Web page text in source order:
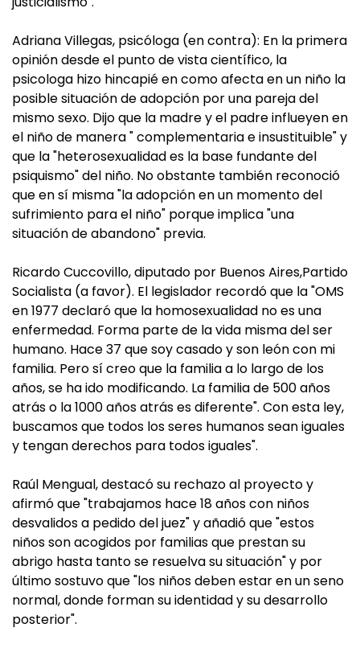
Adriana Villegas, psicóloga (en contra): En la primera
opinión desde el punto de vista científico, la
psicologa hizo hincapié en como afecta en un niño la
posible situación de adopción por una pareja del
mismo sexo. Dijo que la madre y el padre influeyen en
el niño de manera " complementaria e insustituible" y
que la "heterosexualidad es la base fundante del
psiquismo" del niño. No obstante también reconoció
que en sí misma "la adopción en un momento del
sufrimiento para el niño" porque implica "una
situación de abandono" previa.
Ricardo Cuccovillo, diputado por Buenos Aires,Partido
Socialista (a favor). El legislador recordó que la "OMS
en 1977 declaró que la homosexualidad no es una
enfermedad. Forma parte de la vida misma del ser
humano. Hace 37 que soy casado y son león con mi
familia. Pero sí creo que la familia a lo largo de los
años, se ha ido modificando. La familia de 500 años
atrás o la 1000 años atrás es diferente". Con esta ley,
buscamos que todos los seres humanos sean iguales
y tengan derechos para todos iguales".
Raúl Mengual, destacó su rechazo al proyecto y
afirmó que "trabajamos hace 18 años con niños
desvalidos a pedido del juez" y añadió que "estos
niños son acogidos por familias que prestan su
abrigo hasta tanto se resuelva su situación" y por
último sostuvo que "los niños deben estar en un seno
normal, donde forman su identidad y su desarrollo
posterior".